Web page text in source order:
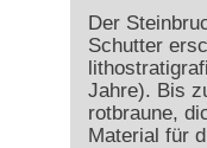
Der
Schutter
Jahre). Bis
rotbraune,
Material für